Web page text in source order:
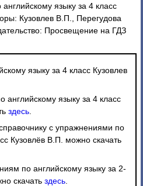
языку за 4 класс
Кузовлев В.П., Перегудова
Просвещение на ГДЗ
языку за 4 класс Кузовлев
английскому языку за 4 класс
здесь
с упражнениями по
Кузовлёв В.П. можно скачать
по английскому языку за 2-
скачать здесь